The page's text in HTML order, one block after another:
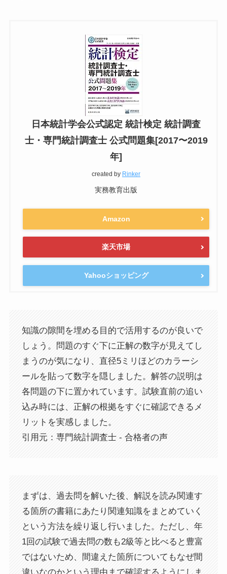
日本統計学会公式認定 統計検定 統計調査
士・専門統計調査士 公式問題集[2017〜2019
年]
created by Rinker
実務教育出版
Amazon
楽天市場
Yahooショッピング
知識の隙間を埋める目的で活用するのが良いで
しょう。問題のすぐ下に正解の数字が見えてし
まうのが気になり、直径5ミリほどのカラーシ
ールを貼って数字を隠しました。解答の説明は
各問題の下に置かれています。試験直前の追い
込み時には、正解の根拠をすぐに確認できるメ
リットを実感しました。
引用元：専門統計調査士 - 合格者の声
まずは、過去問を解いた後、解説を読み関連す
る箇所の書籍にあたり関連知識をまとめていく
という方法を繰り返し行いました。ただし、年
1回の試験で過去問の数も2級等と比べると豊富
ではないため、間違えた箇所についてもなぜ間